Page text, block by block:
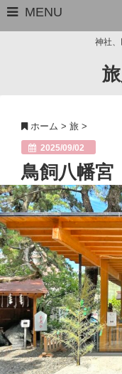
MENU
サイトマップ
管理人のプロフィール
神社
ホーム > 旅 >
2025/09/02
鳥飼八幡宮